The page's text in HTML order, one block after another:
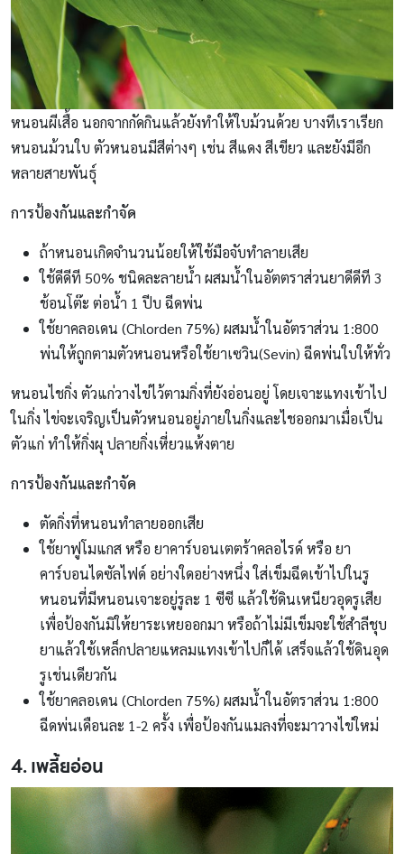
หนอนผีเสื้อ นอกจากกัดกินแล้วยังทำให้ใบม้วนด้วย บางทีเราเรียก
หนอนม้วนใบ ตัวหนอนมีสีต่างๆ เช่น สีแดง สีเขียว และยังมีอีก
หลายสายพันธุ์
การป้องกันและกำจัด
ถ้าหนอนเกิดจำนวนน้อยให้ใช้มือจับทำลายเสีย
ใช้ดีดีที 50% ชนิดละลายน้ำ ผสมน้ำในอัตตราส่วนยาดีดีที 3
ช้อนโต๊ะ ต่อน้ำ 1 ปีบ ฉีดพ่น
ใช้ยาคลอเดน (Chlorden 75%) ผสมน้ำในอัตราส่วน 1:800
พ่นให้ถูกตามตัวหนอนหรือใช้ยาเซวิน(Sevin) ฉีดพ่นใบให้ทั่ว
หนอนไชกิ่ง ตัวแก่วางไข่ไว้ตามกิ่งที่ยังอ่อนอยู่ โดยเจาะแทงเข้าไป
ในกิ่ง ไข่จะเจริญเป็นตัวหนอนอยู่ภายในกิ่งและไชออกมาเมื่อเป็น
ตัวแก่ ทำให้กิ่งผุ ปลายกิ่งเหี่ยวแห้งตาย
การป้องกันและกำจัด
ตัดกิ่งที่หนอนทำลายออกเสีย
ใช้ยาฟูโมแกส หรือ ยาคาร์บอนเตตร้าคลอไรด์ หรือ ยา
คาร์บอนไดซัลไฟด์ อย่างใดอย่างหนึ่ง ใส่เข็มฉีดเข้าไปในรู
หนอนที่มีหนอนเจาะอยู่รูละ 1 ซีซี แล้วใช้ดินเหนียวอุดรูเสีย
เพื่อป้องกันมิให้ยาระเหยออกมา หรือถ้าไม่มีเข็มจะใช้สำลีชุบ
ยาแล้วใช้เหล็กปลายแหลมแทงเข้าไปก็ได้ เสร็จแล้วใช้ดินอุด
รูเช่นเดียวกัน
ใช้ยาคลอเดน (Chlorden 75%) ผสมน้ำในอัตราส่วน 1:800
ฉีดพ่นเดือนละ 1-2 ครั้ง เพื่อป้องกันแมลงที่จะมาวางไข่ใหม่
4. เพลี้ยอ่อน